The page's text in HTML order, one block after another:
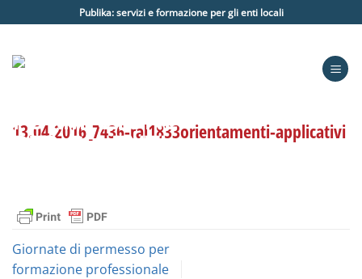
ai
Publika: servizi e formazione per gli enti locali
13.04.2016_7436-ral1833orientamenti-applicativi
Giornate di permesso per
formazione professionale